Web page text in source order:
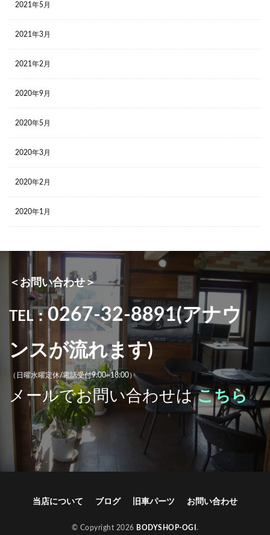
2021年5月
2021年3月
2021年2月
2020年9月
2020年5月
2020年3月
2020年2月
2020年1月
＜お問い合わせ＞
TEL： 0267-32-8891(アナウ
ンスが流れます)
（日曜水曜定休/電話受付9:00~18:00）
メールでお問い合わせはこちら
当店について ブログ 旧車パーツ お問い合わせ
© Copyright 2026 BODYSHOP-OGI .